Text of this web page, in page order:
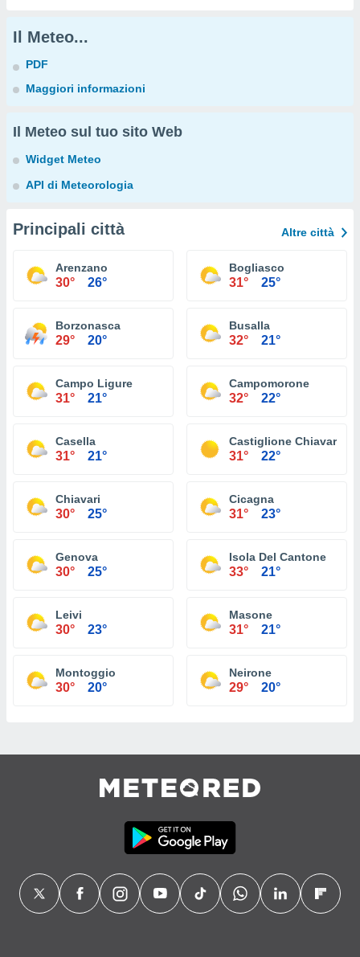
Il Meteo...
PDF
Maggiori informazioni
Il Meteo sul tuo sito Web
Widget Meteo
API di Meteorologia
Principali città Altre città
Arenzano
30° 26°
Bogliasco
31° 25°
Borzonasca
29° 20°
Busalla
32° 21°
Campo Ligure
31° 21°
Campomorone
32° 22°
Casella
31° 21°
Castiglione Chiavarese
31° 22°
Chiavari
30° 25°
Cicagna
31° 23°
Genova
30° 25°
Isola Del Cantone
33° 21°
Leivi
30° 23°
Masone
31° 21°
Montoggio
30° 20°
Neirone
29° 20°